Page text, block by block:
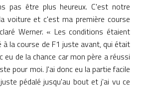
pas être plus heureux. C'est notre
voiture et c'est ma première course
Werner. « Les conditions étaient
à la course de F1 juste avant, qui était
eu de la chance car mon père a réussi
pour moi. J'ai donc eu la partie facile
pédalé jusqu'au bout et j'ai vu ce